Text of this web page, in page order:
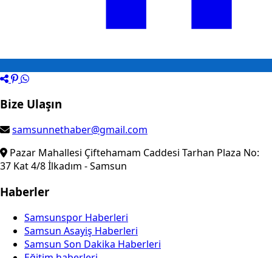
Bize Ulaşın
samsunnethaber@gmail.com
Pazar Mahallesi Çiftehamam Caddesi Tarhan Plaza No:
37 Kat 4/8 İlkadım - Samsun
Haberler
Samsunspor Haberleri
Samsun Asayiş Haberleri
Samsun Son Dakika Haberleri